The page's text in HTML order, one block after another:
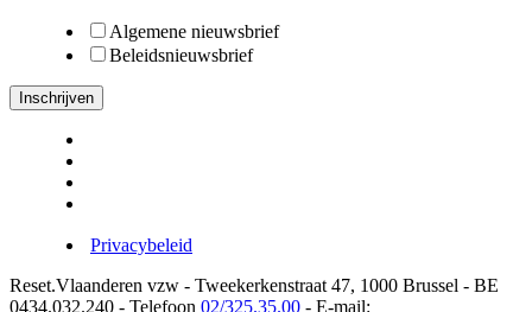
Algemene nieuwsbrief
Beleidsnieuwsbrief
Privacybeleid
Reset.Vlaanderen vzw - Tweekerkenstraat 47, 1000 Brussel - BE
0434.032.240 - Telefoon 02/325.35.00 - E-mail: